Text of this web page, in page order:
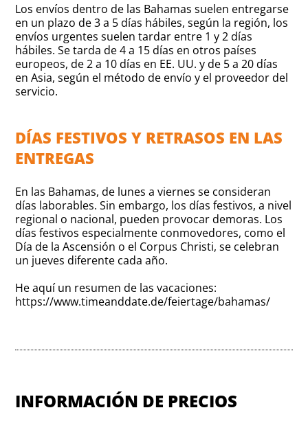
Los envíos dentro de las Bahamas suelen entregarse
en un plazo de 3 a 5 días hábiles, según la región, los
envíos urgentes suelen tardar entre 1 y 2 días
hábiles. Se tarda de 4 a 15 días en otros países
europeos, de 2 a 10 días en EE. UU. y de 5 a 20 días
en Asia, según el método de envío y el proveedor del
servicio.
DÍAS FESTIVOS Y RETRASOS EN LAS
ENTREGAS
En las Bahamas, de lunes a viernes se consideran
días laborables. Sin embargo, los días festivos, a nivel
regional o nacional, pueden provocar demoras. Los
días festivos especialmente conmovedores, como el
Día de la Ascensión o el Corpus Christi, se celebran
un jueves diferente cada año.
He aquí un resumen de las vacaciones:
https://www.timeanddate.de/feiertage/bahamas/
INFORMACIÓN DE PRECIOS